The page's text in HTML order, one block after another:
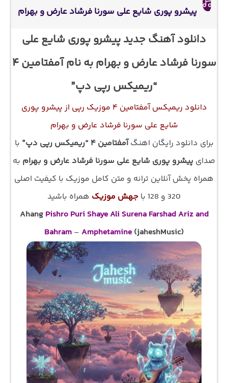
پیشرو پوری شایع علی سورنا فرشاد عارض و بهرام
دانلود آهنگ جدید پیشرو پوری شایع علی
سورنا فرشاد عارض و بهرام به نام آمفتامین ۴
“ریمیکس رپی دپ”
دانلود ریمیکس آمفتامین ۴ موزیک رپی از پیشرو پوری
شایع علی سورنا فرشاد عارض و بهرام
برای دانلود رایگان اهنگآمفتامین ۴ “ریمیکس رپی دپ”
با
صدای پیشرو پوری شایع علی سورنا فرشاد عارض و بهرام به
همراه پخش آنلاین ترانه و متن کامل موزیک با کیفیت اصلی
320 و 128 با
جهش موزیک همراه باشید
Ahang Pishro Puri Shaye Ali Surena Farshad Ariz and
Bahram – Amphetamine (jaheshMusic)